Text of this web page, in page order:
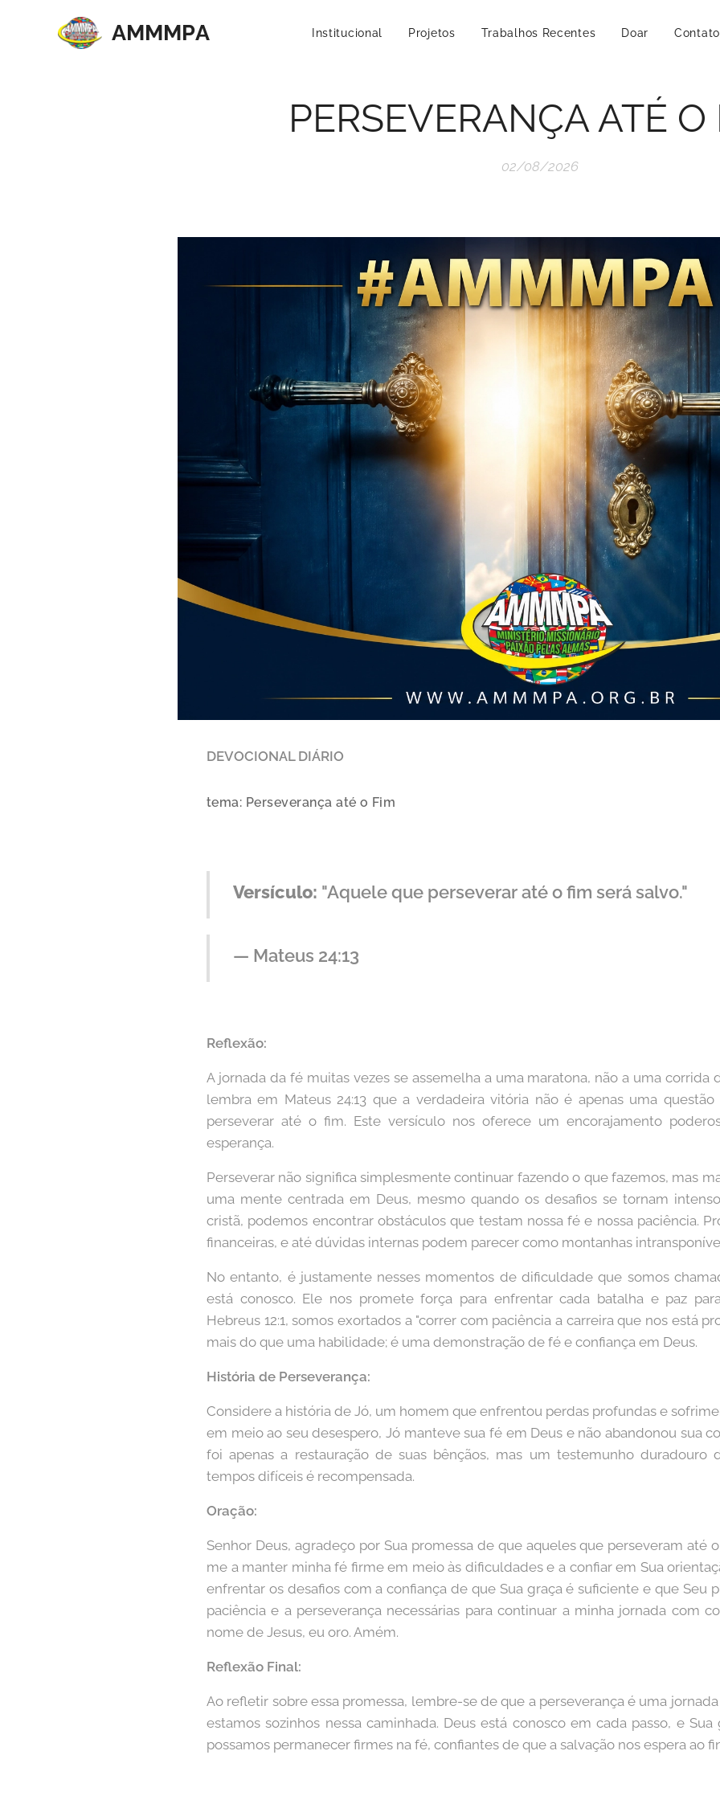
AMMMPA Institucional Projetos Trabalhos Recentes Doar Contato
PERSEVERANÇA ATÉ O
02/08/2026
DEVOCIONAL DIÁRIO
tema: Perseverança até o Fim
Versículo: "Aquele que perseverar até o fim será salvo."
— Mateus 24:13
Reflexão:
A jornada da fé muitas vezes se assemelha a uma maratona, não a uma corrida
lembra em Mateus 24:13 que a verdadeira vitória não é apenas uma
perseverar até o fim. Este versículo nos oferece um encorajamento
esperança.
Perseverar não significa simplesmente continuar fazendo o que fazemos, mas
uma mente centrada em Deus, mesmo quando os desafios se tornam
cristã, podemos encontrar obstáculos que testam nossa fé e nossa paciência.
financeiras, e até dúvidas internas podem parecer como montanhas
No entanto, é justamente nesses momentos de dificuldade que somos
está conosco. Ele nos promete força para enfrentar cada batalha e paz
Hebreus 12:1, somos exortados a "correr com paciência a carreira que nos está
mais do que uma habilidade; é uma demonstração de fé e confiança em Deus.
História de Perseverança:
Considere a história de Jó, um homem que enfrentou perdas profundas e
em meio ao seu desespero, Jó manteve sua fé em Deus e não abandonou sua
foi apenas a restauração de suas bênçãos, mas um testemunho
tempos difíceis é recompensada.
Oração:
Senhor Deus, agradeço por Sua promessa de que aqueles que perseveram até
me a manter minha fé firme em meio às dificuldades e a confiar em Sua
enfrentar os desafios com a confiança de que Sua graça é suficiente e que Seu
paciência e a perseverança necessárias para continuar a minha jornada com
nome de Jesus, eu oro. Amém.
Reflexão Final:
Ao refletir sobre essa promessa, lembre-se de que a perseverança é uma
estamos sozinhos nessa caminhada. Deus está conosco em cada passo, e Sua
possamos permanecer firmes na fé, confiantes de que a salvação nos espera ao